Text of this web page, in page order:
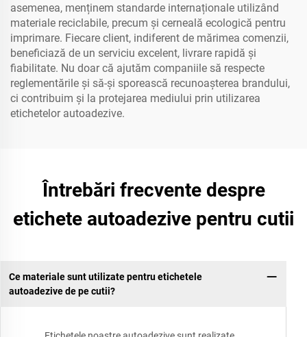
asemenea, menținem standarde internaționale utilizând
materiale reciclabile, precum și cerneală ecologică pentru
imprimare. Fiecare client, indiferent de mărimea comenzii,
beneficiază de un serviciu excelent, livrare rapidă și
fiabilitate. Nu doar că ajutăm companiile să respecte
reglementările și să-și sporească recunoașterea brandului,
ci contribuim și la protejarea mediului prin utilizarea
etichetelor autoadezive.
Întrebări frecvente despre
etichete autoadezive pentru cutii
Ce materiale sunt utilizate pentru etichetele
autoadezive de pe cutii?